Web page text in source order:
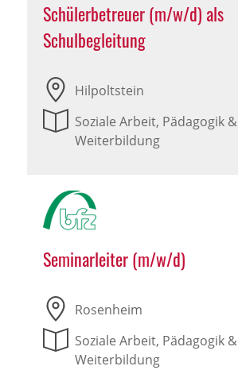
Schülerbetreuer (m/w/d) als
Schulbegleitung
Hilpoltstein
Soziale Arbeit, Pädagogik &
Weiterbildung
Seminarleiter (m/w/d)
Rosenheim
Soziale Arbeit, Pädagogik &
Weiterbildung